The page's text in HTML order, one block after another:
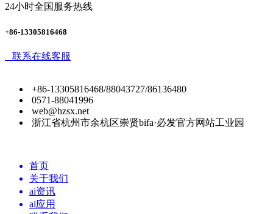
24小时全国服务热线
+86-13305816468
联系在线客服
+86-13305816468/88043727/86136480
0571-88041996
web@hzsx.net
浙江省杭州市余杭区崇贤bifa·必发官方网站工业园
首页
关于我们
ai资讯
ai应用